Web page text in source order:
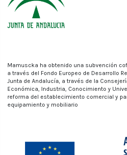
Mamuscka ha obtenido una subvención
a través del Fondo Europeo de Desarrollo
Junta de Andalucía, a través de la
Económica, Industria, Conocimiento y
reforma del establecimiento comercial y
equipamiento y mobiliario